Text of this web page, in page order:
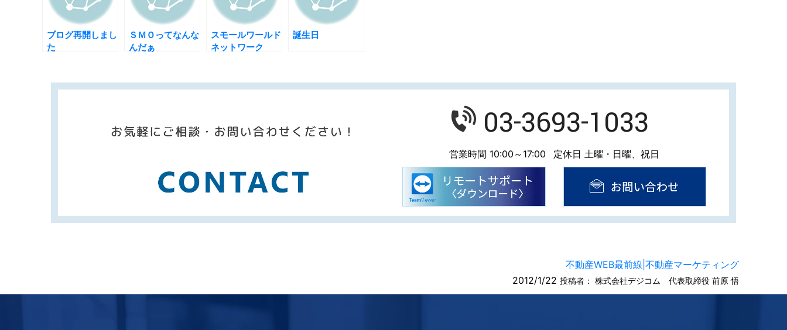
ブログ再開しまし
た
ＳＭＯってなんな
んだぁ
スモールワールド
ネットワーク
誕生日
03-3693-1033
営業時間 10:00～17:00 定休日 土曜・日曜、祝日
不動産WEB最前線|不動産マーケティング
2012/1/22 投稿者： 株式会社デジコム 代表取締役 前原 悟